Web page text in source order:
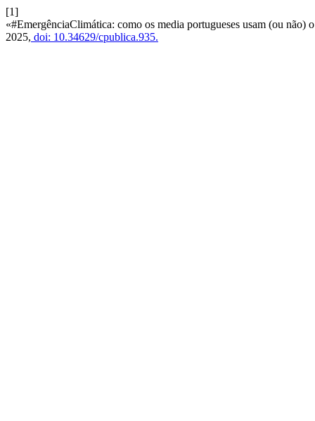
[1]
«#EmergênciaClimática: como os media portugueses usam (ou
2025, doi: 10.34629/cpublica.935.